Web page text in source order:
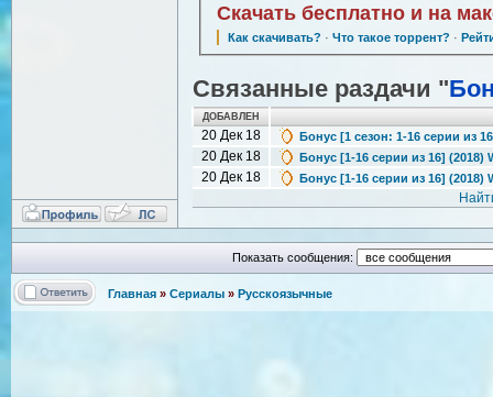
Скачать бесплатно и на
Как скачивать? · Что такое торрент? ·
Связанные раздачи "
ДОБАВЛЕН
20 Дек 18 Бонус [1 сезон: 1-16 серии из
20 Дек 18 Бонус [1-16 серии из 16] (2018)
20 Дек 18 Бонус [1-16 серии из 16] (2018)
Показать сообщения:
Главная » Сериалы » Русскоязычные